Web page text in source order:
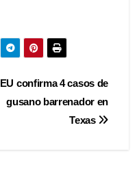
EU confirma 4 casos de
gusano barrenador en
Texas